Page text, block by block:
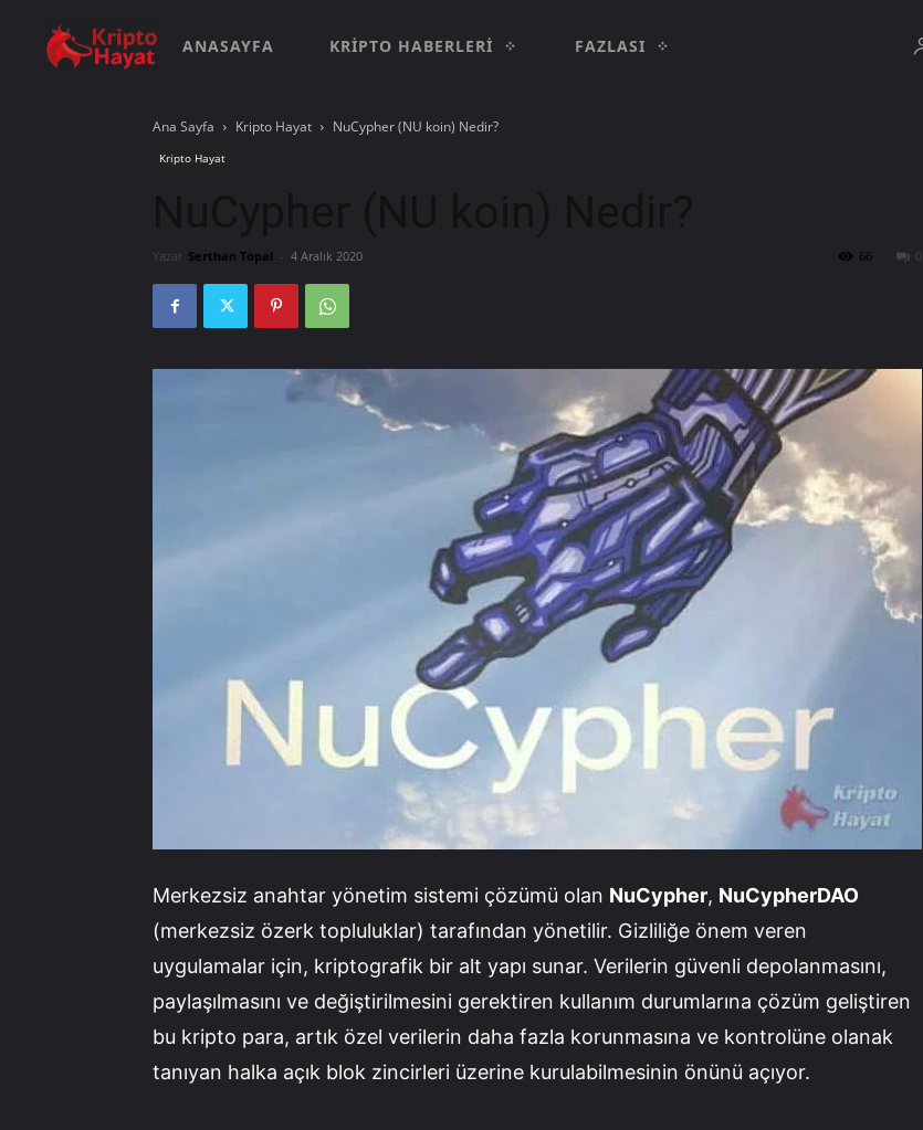
ANASAYFA KRIPTO HABERLERI FAZLASI
Ana Sayfa Kripto Hayat NuCypher (NU koin) Nedir?
Kripto Hayat
Yazar Serthan Topal - 4 Aralık 2020 0
66
Merkezsiz anahtar yönetim sistemi çözümü olan NuCypher, NuCypherDAO
(merkezsiz özerk topluluklar) tarafından yönetilir. Gizliliğe önem veren
uygulamalar için, kriptografik bir alt yapı sunar. Verilerin güvenli depolanmasını,
paylaşılmasını ve değiştirilmesini gerektiren kullanım durumlarına çözüm geliştiren
bu kripto para, artık özel verilerin daha fazla korunmasına ve kontrolüne olanak
tanıyan halka açık blok zincirleri üzerine kurulabilmesinin önünü açıyor.